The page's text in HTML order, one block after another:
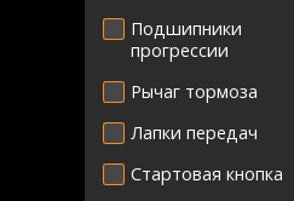
Подшипники
прогрессии
Рычаг тормоза
Лапки передач
Стартовая кнопка